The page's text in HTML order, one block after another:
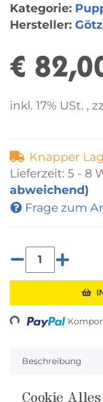
Kategorie:
Hersteller: Götz
€
inkl. 17% USt. ,
Knapper
Lieferzeit: 5 - 8
abweichend)
Frage zum
Beschreibung
Cookie